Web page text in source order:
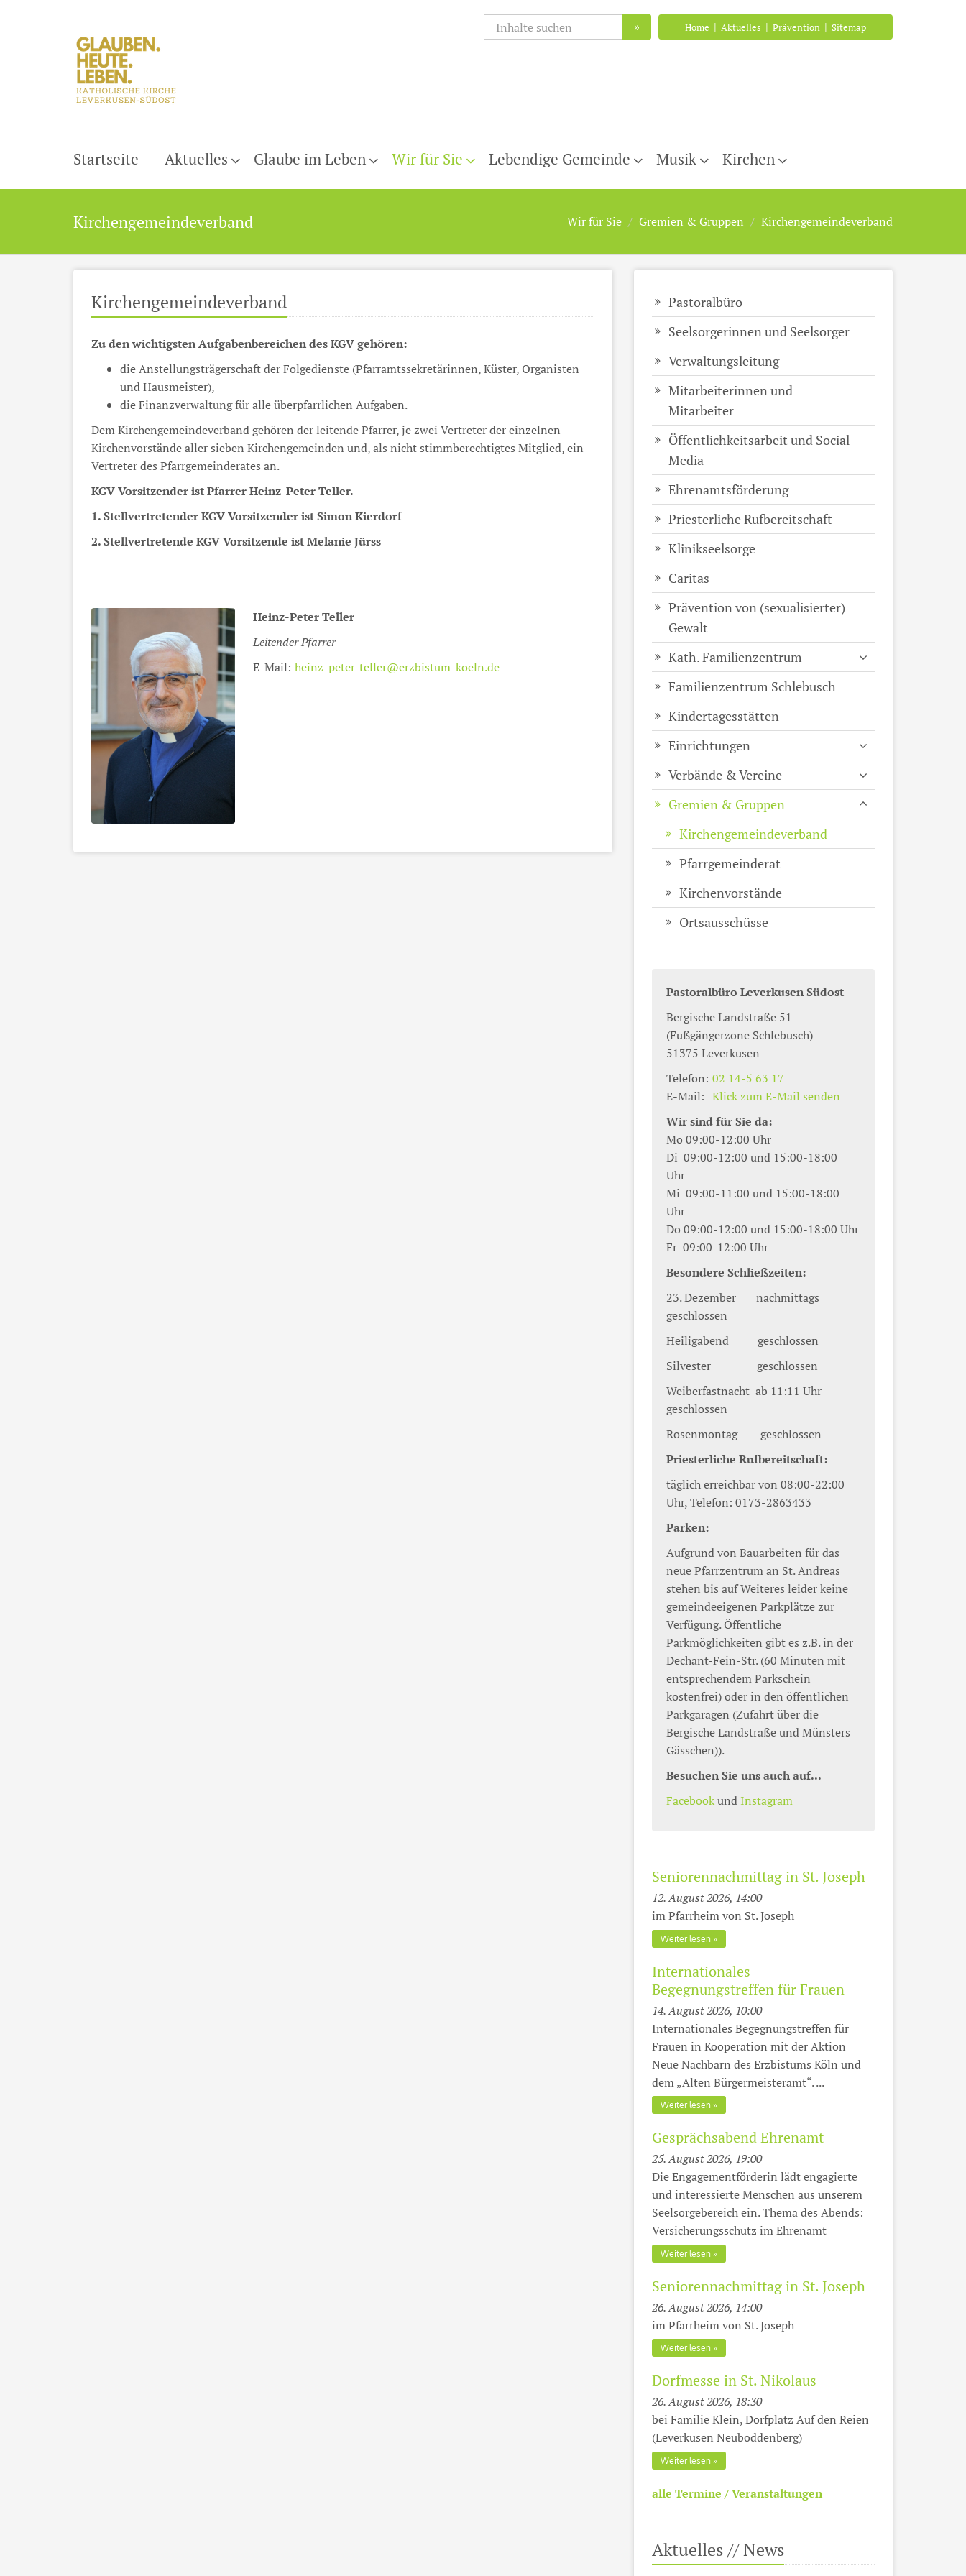
Home | Aktuelles | Prävention | Sitemap
»
Startseite Aktuelles Glaube im Leben Wir für Sie Lebendige Gemeinde Musik Kirchen
Kirchengemeindeverband Wir für Sie Gremien & Gruppen Kirchengemeindeverband
Kirchengemeindeverband
Zu den wichtigsten Aufgabenbereichen des KGV gehören:
die Anstellungsträgerschaft der Folgedienste (Pfarramtssekretärinnen, Küster, Organisten
und Hausmeister),
die Finanzverwaltung für alle überpfarrlichen Aufgaben.
Dem Kirchengemeindeverband gehören der leitende Pfarrer, je zwei Vertreter der einzelnen
Kirchenvorstände aller sieben Kirchengemeinden und, als nicht stimmberechtigtes Mitglied, ein
Vertreter des Pfarrgemeinderates an.
KGV Vorsitzender ist Pfarrer Heinz-Peter Teller.
1. Stellvertretender KGV Vorsitzender ist Simon Kierdorf
2. Stellvertretende KGV Vorsitzende ist Melanie Jürss
Heinz-PeterTeller
Leitender Pfarrer
E-Mail: heinz-peter-teller@erzbistum-koeln.de
Pastoralbüro
Seelsorgerinnen und Seelsorger
Verwaltungsleitung
Mitarbeiterinnen und
Mitarbeiter
Öffentlichkeitsarbeit und Social
Media
Ehrenamtsförderung
Priesterliche Rufbereitschaft
Klinikseelsorge
Caritas
Prävention von (sexualisierter)
Gewalt
Kath. Familienzentrum
Familienzentrum Schlebusch
Kindertagesstätten
Einrichtungen
Verbände & Vereine
Gremien & Gruppen
Kirchengemeindeverband
Pfarrgemeinderat
Kirchenvorstände
Ortsausschüsse
Pastoralbüro Leverkusen Südost
Bergische Landstraße 51
(Fußgängerzone Schlebusch)
51375 Leverkusen
Telefon: 02 14-5 63 17
E-Mail: Klick zum E-Mail senden
Wir sind für Sie da:
Mo 09:00-12:00 Uhr
Di 09:00-12:00 und 15:00-18:00
Uhr
Mi 09:00-11:00 und 15:00-18:00
Uhr
Do 09:00-12:00 und 15:00-18:00 Uhr
Fr 09:00-12:00 Uhr
Besondere Schließzeiten:
23. Dezember nachmittags
geschlossen
Heiligabend geschlossen
Silvester geschlossen
Weiberfastnacht ab 11:11 Uhr
geschlossen
Rosenmontag geschlossen
Priesterliche Rufbereitschaft:
täglich erreichbar von 08:00-22:00
Uhr, Telefon: 0173-2863433
Parken:
Aufgrund von Bauarbeiten für das
neue Pfarrzentrum an St. Andreas
stehen bis auf Weiteres leider keine
gemeindeeigenen Parkplätze zur
Verfügung. Öffentliche
Parkmöglichkeiten gibt es z.B. in der
Dechant-Fein-Str. (60 Minuten mit
entsprechendem Parkschein
kostenfrei) oder in den öffentlichen
Parkgaragen (Zufahrt über die
Bergische Landstraße und Münsters
Gässchen)).
Besuchen Sie uns auch auf...
Facebookund Instagram
Seniorennachmittag in St. Joseph
12. August 2026, 14:00
im Pfarrheim von St. Joseph
Weiter lesen
Internationales
Begegnungstreffen für Frauen
14. August 2026, 10:00
Internationales Begegnungstreffen für
Frauen in Kooperation mit der Aktion
Neue Nachbarn des Erzbistums Köln und
dem „Alten Bürgermeisteramt“. ...
Weiter lesen
Gesprächsabend Ehrenamt
25. August 2026, 19:00
Die Engagementförderin lädt engagierte
und interessierte Menschen aus unserem
Seelsorgebereich ein. Thema des Abends:
Versicherungsschutz im Ehrenamt
Weiter lesen
Seniorennachmittag in St. Joseph
26. August 2026, 14:00
im Pfarrheim von St. Joseph
Weiter lesen
Dorfmesse in St. Nikolaus
26. August 2026, 18:30
bei Familie Klein, Dorfplatz Auf den Reien
(Leverkusen Neuboddenberg)
Weiter lesen
alle Termine / Veranstaltungen
Aktuelles // News